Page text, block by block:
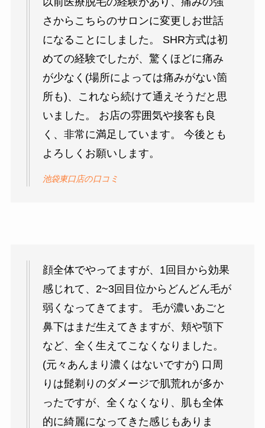
さからこちらのサロンに変更しお世話
になることにしました。 SHR方式は初
めての経験でしたが、驚くほどに痛み
が少なく(場所によっては痛みがない箇
所も)、これなら続けて通えそうだと思
いました。 お店の雰囲気や接客も良
く、非常に満足しています。 今後とも
よろしくお願いします。
池袋東口店の口コミ
顔全体でやってますが、1回目から効果
感じれて、2~3回目位からどんどん毛が
弱くなってきてます。 毛が濃いあごと
鼻下はまだ生えてきますが、頬や顎下
など、全く生えてこなくなりました。
(元々あんまり濃くはないですが) 口周
りは髭剃りのダメージで肌荒れが多か
ったですが、全くなくなり、肌も全体
的に綺麗になってきた感じもありま